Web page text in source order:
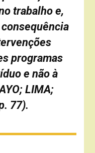
trabalho e,
programas
e não à
LIMA;
77).